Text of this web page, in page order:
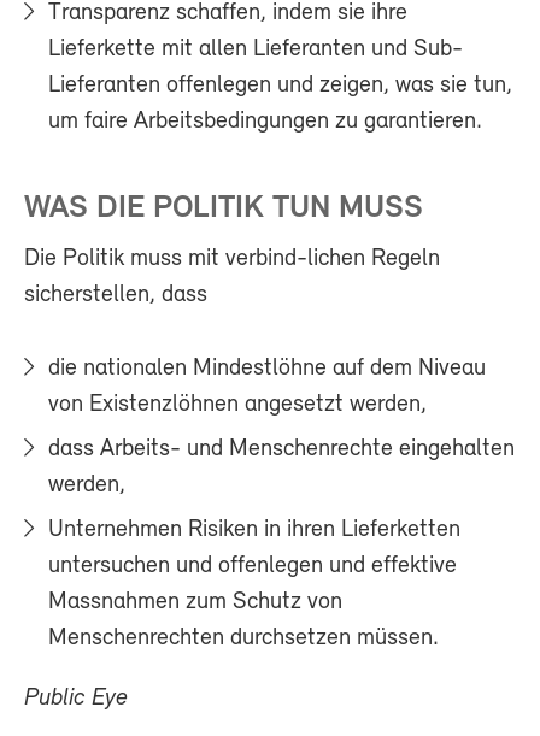
Transparenz schaffen, indem sie ihre
Lieferkette mit allen Lieferanten und Sub-
Lieferanten offenlegen und zeigen, was sie tun,
um faire Arbeitsbedingungen zu garantieren.
WAS DIE POLITIK TUN MUSS
Die Politik muss mit verbind-lichen Regeln
sicherstellen, dass
die nationalen Mindestlöhne auf dem Niveau
von Existenzlöhnen angesetzt werden,
dass Arbeits- und Menschenrechte eingehalten
werden,
Unternehmen Risiken in ihren Lieferketten
untersuchen und offenlegen und effektive
Massnahmen zum Schutz von
Menschenrechten durchsetzen müssen.
Public Eye